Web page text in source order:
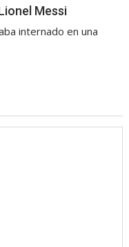
Messi
internado en una